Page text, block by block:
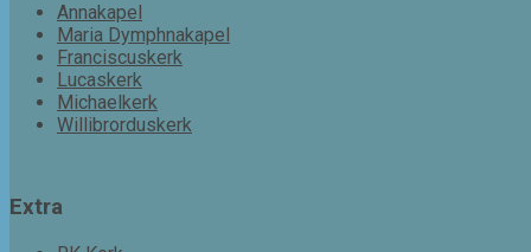
Annakapel
Maria Dymphnakapel
Franciscuskerk
Lucaskerk
Michaelkerk
Willibrorduskerk
Extra